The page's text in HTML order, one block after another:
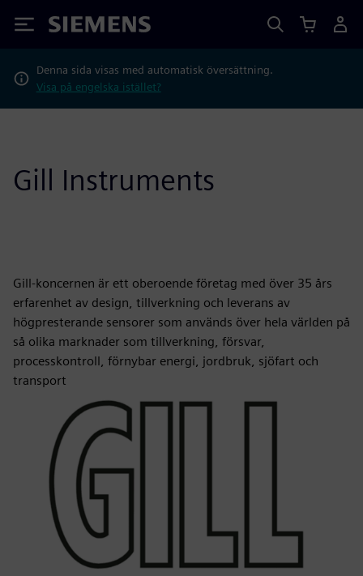
Siemens
Denna sida visas med automatisk översättning.
Visa på engelska istället?
Gill Instruments
Gill-koncernen är ett oberoende företag med över 35 års
erfarenhet av design, tillverkning och leverans av
högpresterande sensorer som används över hela världen på
så olika marknader som tillverkning, försvar,
processkontroll, förnybar energi, jordbruk, sjöfart och
transport